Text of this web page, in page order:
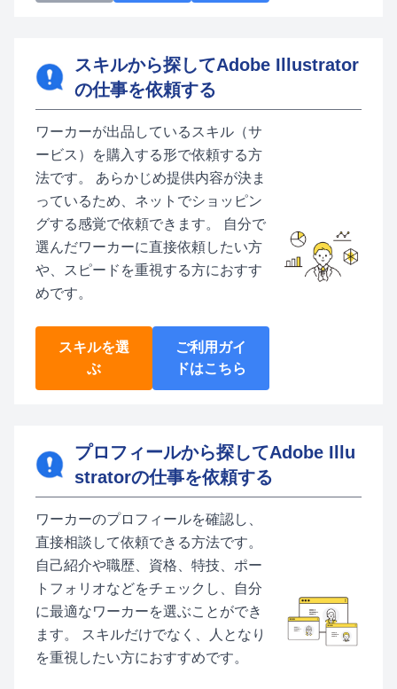
スキルから探してAdobe Illustrator
の仕事を依頼する
ワーカーが出品しているスキル（サ
ービス）を購入する形で依頼する方
法です。 あらかじめ提供内容が決ま
っているため、ネットでショッピン
グする感覚で依頼できます。 自分で
選んだワーカーに直接依頼したい方
や、スピードを重視する方におすす
めです。
スキルを選
ぶ
ご利用ガイ
ドはこちら
プロフィールから探してAdobe Illu
stratorの仕事を依頼する
ワーカーのプロフィールを確認し、
直接相談して依頼できる方法です。
自己紹介や職歴、資格、特技、ポー
トフォリオなどをチェックし、自分
に最適なワーカーを選ぶことができ
ます。 スキルだけでなく、人となり
を重視したい方におすすめです。